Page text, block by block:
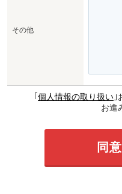
その他
個人情報の取り扱い ｣
お進